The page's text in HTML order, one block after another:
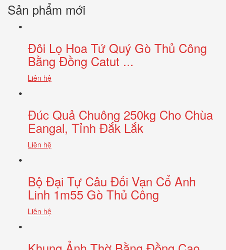
Sản phẩm mới
Đôi Lọ Hoa Tứ Quý Gò Thủ Công
Bằng Đồng Catut ...
Liên hệ
Đúc Quả Chuông 250kg Cho Chùa
Eangal, Tỉnh Đắk Lắk
Liên hệ
Bộ Đại Tự Câu Đối Vạn Cổ Anh
Linh 1m55 Gò Thủ Công
Liên hệ